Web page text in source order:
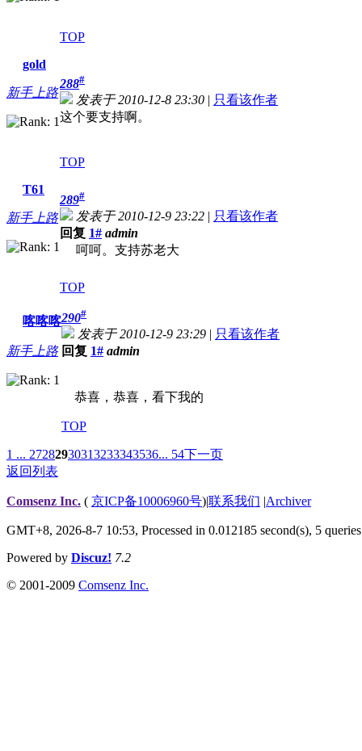
TOP
gold
新手上路
288#
发表于 2010-12-8 23:30 | 只看该作者
这个要支持啊。
TOP
T61
新手上路
289#
发表于 2010-12-9 23:22 | 只看该作者
回复 1# admin
呵呵。支持苏老大
TOP
喀喀喀
新手上路
290#
发表于 2010-12-9 23:29 | 只看该作者
回复 1# admin
恭喜，恭喜，看下我的
TOP
1 ... 27282930313233343536... 54下一页
返回列表
Comsenz Inc. ( 京ICP备10006960号)|联系我们 |Archiver
GMT+8, 2026-8-7 10:53, Processed in 0.012185 second(s), 5 queries
Powered by Discuz! 7.2
© 2001-2009 Comsenz Inc.